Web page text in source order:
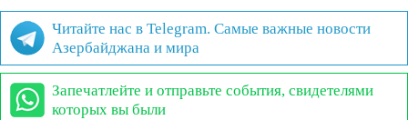
Читайте нас в Telegram. Самые важные новости
Азербайджана и мира
Запечатлейте и отправьте события, свидетелями
которых вы были